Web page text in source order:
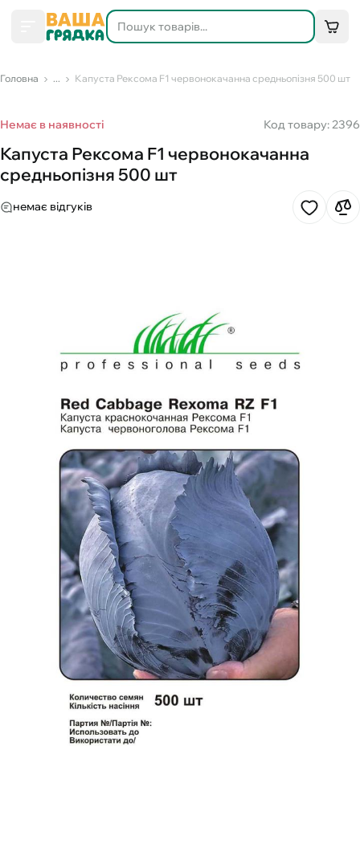
Головна ... Капуста Рексома F1 червонокачанна средньопізня 500 шт
Немає в наявності Код товару: 2396
Капуста Рексома F1 червонокачанна
средньопізня 500 шт
немає відгуків